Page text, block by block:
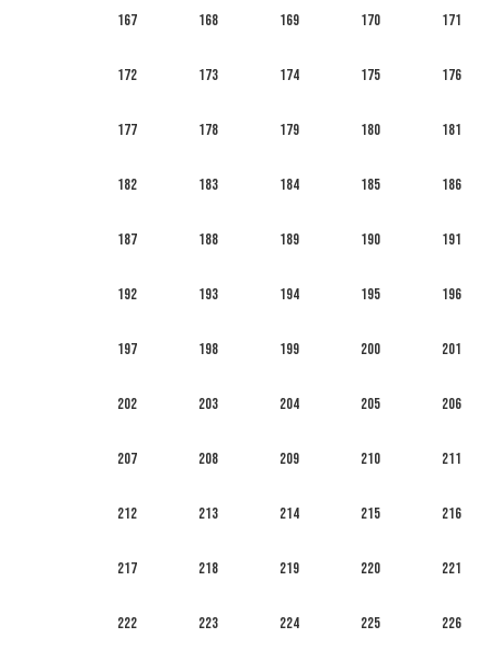
167 168 169 170 171
172 173 174 175 176
177 178 179 180 181
182 183 184 185 186
187 188 189 190 191
192 193 194 195 196
197 198 199 200 201
202 203 204 205 206
207 208 209 210 211
212 213 214 215 216
217 218 219 220 221
222 223 224 225 226